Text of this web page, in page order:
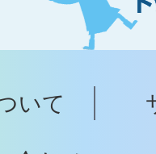
ト
ッ
へ
いて